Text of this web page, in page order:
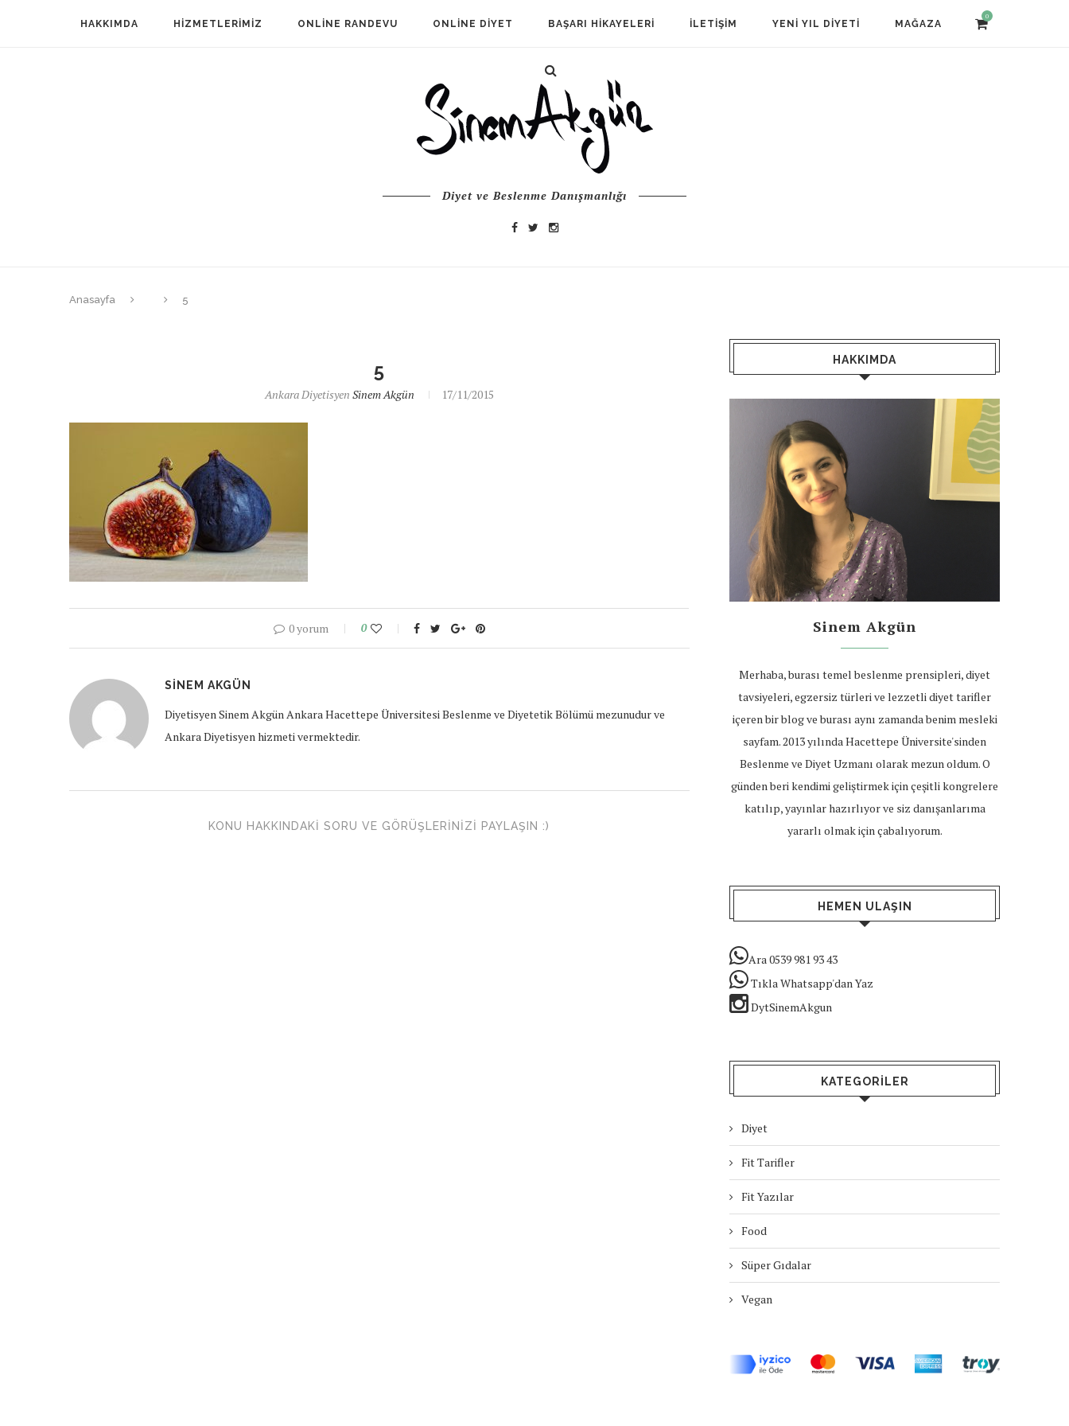
HAKKIMDA HIZMETLERIMIZ ONLINE RANDEVU ONLINE DIYET BAŞARI HIKAYELERI İLETIŞIM YENI YIL DIYETI MAĞAZA
0
Diyet ve Beslenme Danışmanlığı
Anasayfa 5
5
Ankara Diyetisyen Sinem Akgün 17/11/2015
0 yorum 0
SINEM AKGÜN
Diyetisyen Sinem Akgün Ankara Hacettepe Üniversitesi Beslenme ve Diyetetik Bölümü mezunudur ve
Ankara Diyetisyen hizmeti vermektedir.
KONU HAKKINDAKI SORU VE GÖRÜŞLERINIZI PAYLAŞIN :)
HAKKIMDA
Sinem Akgün
Merhaba, burası temel beslenme prensipleri, diyet
tavsiyeleri, egzersiz türleri ve lezzetli diyet tarifler
içeren bir blog ve burası aynı zamanda benim mesleki
sayfam. 2013 yılında Hacettepe Üniversite'sinden
Beslenme ve Diyet Uzmanı olarak mezun oldum. O
günden beri kendimi geliştirmek için çeşitli kongrelere
katılıp, yayınlar hazırlıyor ve siz danışanlarıma
yararlı olmak için çabalıyorum.
HEMEN ULAŞIN
Ara 0539 981 93 43
Tıkla Whatsapp'dan Yaz
DytSinemAkgun
KATEGORILER
Diyet
Fit Tarifler
Fit Yazılar
Food
Süper Gıdalar
Vegan